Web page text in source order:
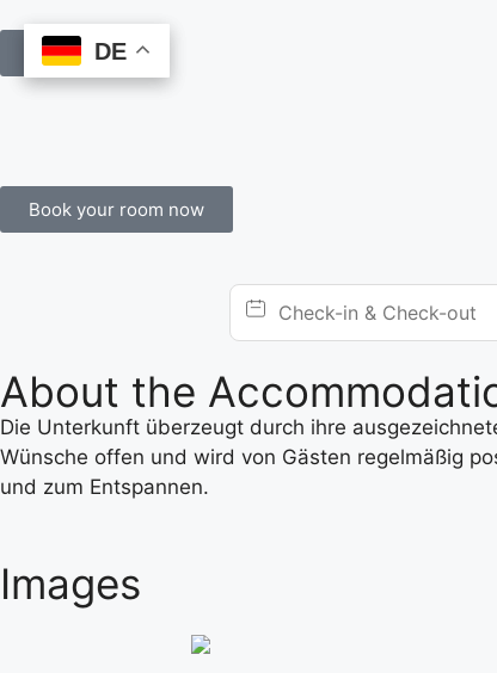
Book Online
Book your room now
About the
Die Unterkunft überzeugt durch ihre
Wünsche offen und wird von Gästen regelmäßig
und zum Entspannen.
Images
DE
DE